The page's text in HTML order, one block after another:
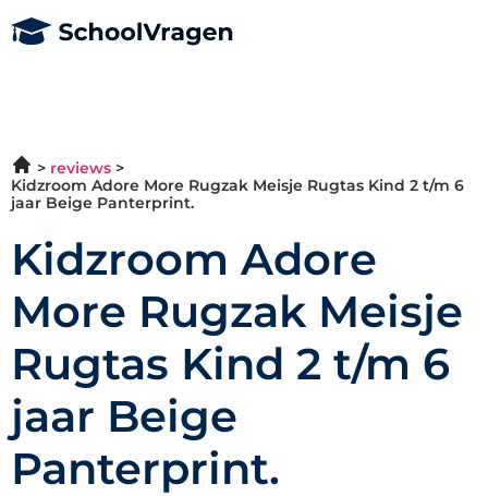
reviews
Kidzroom Adore More Rugzak Meisje Rugtas Kind 2 t/m 6
jaar Beige Panterprint.
Kidzroom Adore
More Rugzak Meisje
Rugtas Kind 2 t/m 6
jaar Beige
Panterprint.